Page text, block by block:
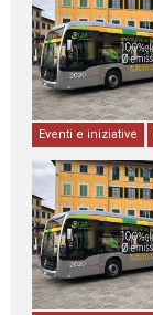
Eventi e iniziative